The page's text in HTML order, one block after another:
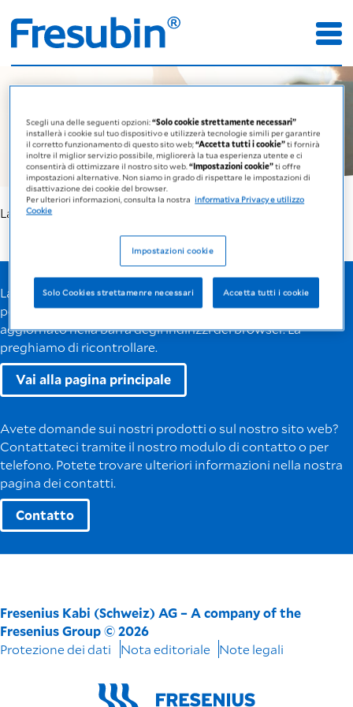
Pagina non
trovata
La pagina richiesta non è stata trovata.
La pagina che state cercando non sembra esistere. È
possibile che sia stato inserito un URL errato o non
aggiornato nella barra degli indirizzi del browser. La
preghiamo di ricontrollare.
Vai alla pagina principale
Avete domande sui nostri prodotti o sul nostro sito web?
Contattateci tramite il nostro modulo di contatto o per
telefono. Potete trovare ulteriori informazioni nella nostra
pagina dei contatti.
Contatto
Fresenius Kabi (Schweiz) AG – A company of the
Fresenius Group © 2026
Protezione dei dati
Nota editoriale Note legali
Scegli una delle seguenti opzioni:“Solo cookie strettamente necessari”
installerà i cookie sul tuo dispositivo e utilizzerà tecnologie simili per garantire
il corretto funzionamento di questo sito web;“Accetta tutti i cookie”ti fornirà
inoltre il miglior servizio possibile, migliorerà la tua esperienza utente e ci
consentirà di ottimizzare il nostro sito web.“Impostazioni cookie”ti offre
impostazioni alternative. Non siamo in grado di rispettare le impostazioni di
disattivazione dei cookie del browser.
Per ulteriori informazioni, consulta la nostra informativa Privacy e utilizzo
Cookie
Impostazioni cookie
Solo Cookies strettamenre necessari Accetta tutti i cookie